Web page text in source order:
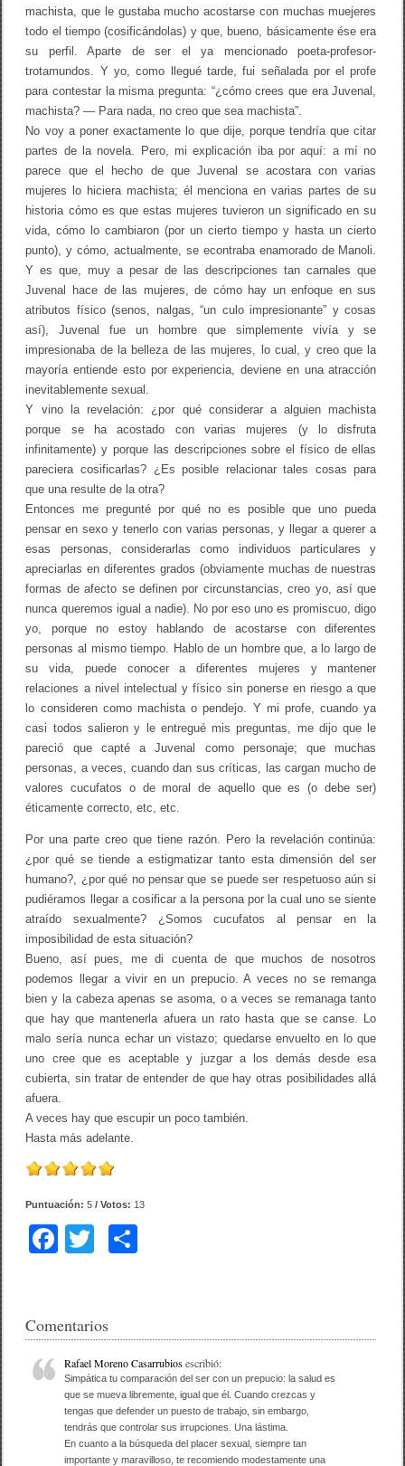
machista, que le gustaba mucho acostarse con muchas muejeres
todo el tiempo (cosificándolas) y que, bueno, básicamente ése era
su perfil. Aparte de ser el ya mencionado poeta-profesor-
trotamundos. Y yo, como llegué tarde, fui señalada por el profe
para contestar la misma pregunta: “¿cómo crees que era Juvenal,
machista? — Para nada, no creo que sea machista”.
No voy a poner exactamente lo que dije, porque tendría que citar
partes de la novela. Pero, mi explicación iba por aquí: a mí no
parece que el hecho de que Juvenal se acostara con varias
mujeres lo hiciera machista; él menciona en varias partes de su
historia cómo es que estas mujeres tuvieron un significado en su
vida, cómo lo cambiaron (por un cierto tiempo y hasta un cierto
punto), y cómo, actualmente, se econtraba enamorado de Manoli.
Y es que, muy a pesar de las descripciones tan carnales que
Juvenal hace de las mujeres, de cómo hay un enfoque en sus
atributos físico (senos, nalgas, “un culo impresionante” y cosas
así), Juvenal fue un hombre que simplemente vivía y se
impresionaba de la belleza de las mujeres, lo cual, y creo que la
mayoría entiende esto por experiencia, deviene en una atracción
inevitablemente sexual.
Y vino la revelación: ¿por qué considerar a alguien machista
porque se ha acostado con varias mujeres (y lo disfruta
infinitamente) y porque las descripciones sobre el físico de ellas
pareciera cosificarlas? ¿Es posible relacionar tales cosas para
que una resulte de la otra?
Entonces me pregunté por qué no es posible que uno pueda
pensar en sexo y tenerlo con varias personas, y llegar a querer a
esas personas, considerarlas como individuos particulares y
apreciarlas en diferentes grados (obviamente muchas de nuestras
formas de afecto se definen por circunstancias, creo yo, así que
nunca queremos igual a nadie). No por eso uno es promiscuo, digo
yo, porque no estoy hablando de acostarse con diferentes
personas al mismo tiempo. Hablo de un hombre que, a lo largo de
su vida, puede conocer a diferentes mujeres y mantener
relaciones a nivel intelectual y físico sin ponerse en riesgo a que
lo consideren como machista o pendejo. Y mi profe, cuando ya
casi todos salieron y le entregué mis preguntas, me dijo que le
pareció que capté a Juvenal como personaje; que muchas
personas, a veces, cuando dan sus críticas, las cargan mucho de
valores cucufatos o de moral de aquello que es (o debe ser)
éticamente correcto, etc, etc.
Por una parte creo que tiene razón. Pero la revelación continúa:
¿por qué se tiende a estigmatizar tanto esta dimensión del ser
humano?, ¿por qué no pensar que se puede ser respetuoso aún si
pudiéramos llegar a cosificar a la persona por la cual uno se siente
atraído sexualmente? ¿Somos cucufatos al pensar en la
imposibilidad de esta situación?
Bueno, así pues, me di cuenta de que muchos de nosotros
podemos llegar a vivir en un prepucio. A veces no se remanga
bien y la cabeza apenas se asoma, o a veces se remanaga tanto
que hay que mantenerla afuera un rato hasta que se canse. Lo
malo sería nunca echar un vistazo; quedarse envuelto en lo que
uno cree que es aceptable y juzgar a los demás desde esa
cubierta, sin tratar de entender de que hay otras posibilidades allá
afuera.
A veces hay que escupir un poco también.
Hasta más adelante.
Puntuación:5 / Votos: 13
F
e
b
o
o
k
er
ar
tir
Comentarios
Rafael Moreno Casarrubiosescribió:
Simpática tu comparación del ser con un prepucio: la salud es
que se mueva libremente, igual que él. Cuando crezcas y
tengas que defender un puesto de trabajo, sin embargo,
tendrás que controlar sus irrupciones. Una lástima.
En cuanto a la búsqueda del placer sexual, siempre tan
importante y maravilloso, te recomiendo modestamente una